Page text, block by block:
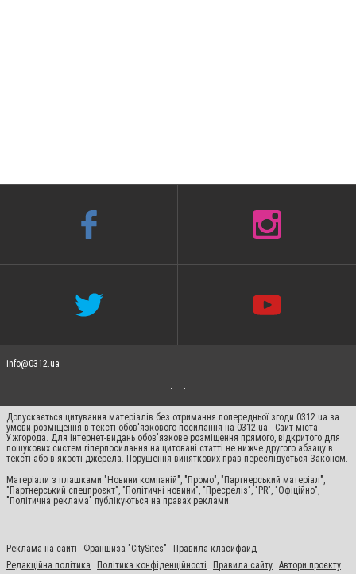
info@0312.ua
Допускається цитування матеріалів без отримання попередньої згоди 0312.ua за
умови розміщення в тексті обов'язкового посилання на 0312.ua - Сайт міста
Ужгорода. Для інтернет-видань обов'язкове розміщення прямого, відкритого для
пошукових систем гіперпосилання на цитовані статті не нижче другого абзацу в
тексті або в якості джерела. Порушення виняткових прав переслідується Законом.
Матеріали з плашками "Новини компаній", "Промо", "Партнерський матеріал",
"Партнерський спецпроєкт", "Політичні новини", "Пресреліз", "PR", "Офіційно",
"Політична реклама" публікуються на правах реклами.
Реклама на сайті Франшиза "CitySites"
Правила класифайд
Редакційна політика
Політика конфіденційності Правила сайту Автори проєкту